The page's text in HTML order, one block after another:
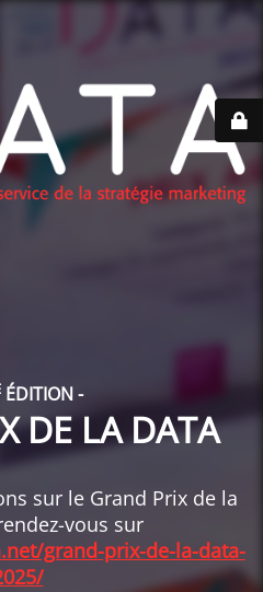
ÉDITION -
DE LA DATA
sur le Grand Prix de la
vous sur
grand-prix-de-la-data-